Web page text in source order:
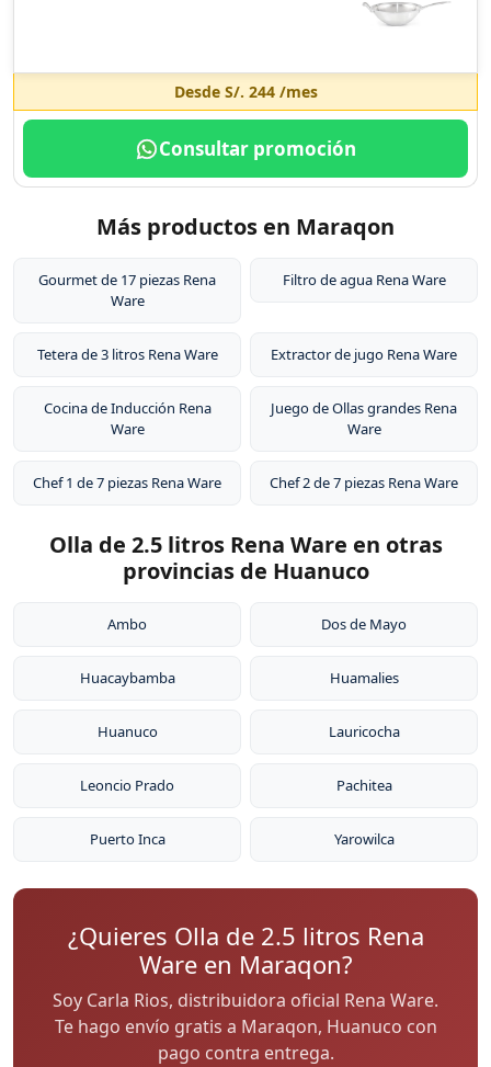
Desde S/. 244/mes
Consultar promoción
Más productos en Maraqon
Gourmet de 17 piezas Rena
Ware
Filtro de agua Rena Ware
Tetera de 3 litros Rena Ware Extractor de jugo Rena Ware
Cocina de Inducción Rena
Ware
Juego de Ollas grandes Rena
Ware
Chef 1 de 7 piezas Rena Ware Chef 2 de 7 piezas Rena Ware
Olla de 2.5 litros Rena Ware en otras
provincias de Huanuco
Ambo Dos de Mayo
Huacaybamba Huamalies
Huanuco Lauricocha
Leoncio Prado Pachitea
Puerto Inca Yarowilca
¿Quieres Olla de 2.5 litros Rena
Ware en Maraqon?
Soy Carla Rios, distribuidora oficial Rena Ware.
Te hago envío gratis a Maraqon, Huanuco con
pago contra entrega.